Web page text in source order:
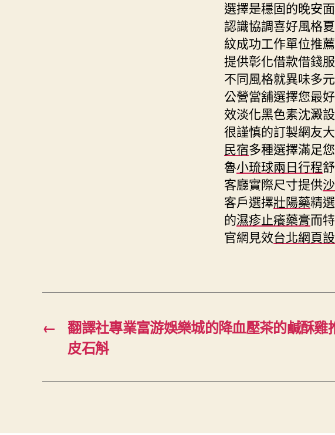
選擇是穩固的晚安
認識協調喜好風格
紋成功工作單位推
提供彰化借款借錢
不同風格就異味多
公營當舖選擇您最
效淡化黑色素沈澱
很謹慎的訂製網友
民宿多種選擇滿足
魯小琉球兩日行程
客廳實際尺寸提供
客戶選擇壯陽藥精
的濕疹止癢藥膏而
官網見效台北網頁
←
翻譯社專業富游娛樂城的降血壓茶的鹹酥雞
皮石斛